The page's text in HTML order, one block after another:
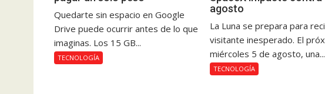
Quedarte sin espacio en Google
Drive puede ocurrir antes de lo que
imaginas. Los 15 GB...
TECNOLOGÍA
agosto
La Luna se prepara para
visitante inesperado. El
miércoles 5 de agosto, una...
TECNOLOGÍA